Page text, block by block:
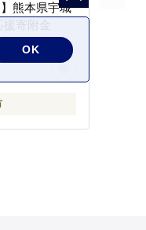
】熊本県宇城
寄附金
OK